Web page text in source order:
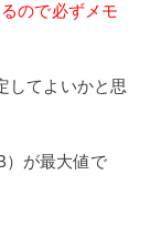
ので必ずメモ
してよいかと思
）が最大値で